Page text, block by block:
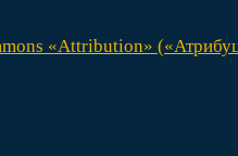
«Attribution»